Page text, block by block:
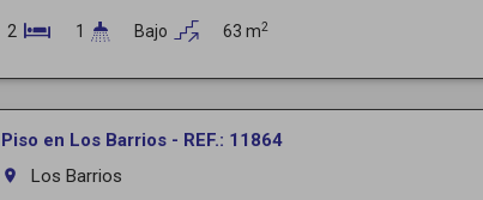
2 1 Bajo 63 m2
Piso en Los Barrios - REF.: 11864
room
Los Barrios